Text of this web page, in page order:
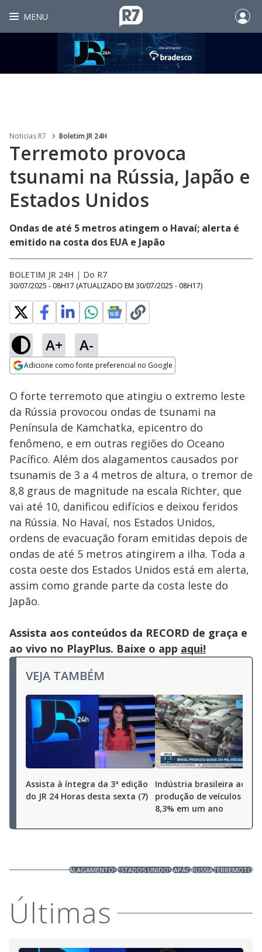
MENU
Noticias R7 Boletim JR 24H
Terremoto provoca
tsunami na Rússia, Japão e
Estados Unidos
Ondas de até 5 metros atingem o Havaí; alerta é
emitido na costa dos EUA e Japão
BOLETIM JR 24H | Do R7
30/07/2025 - 08H17 (ATUALIZADO EM 30/07/2025 - 08H17)
A+ A-
Adicione como fonte preferencial no Google
Ativar
100.00%
O forte terremoto que atingiu o extremo leste
da Rússia provocou ondas de tsunami na
Península de Kamchatka, epicentro do
fenômeno, e em outras regiões do Oceano
Pacífico. Além dos alagamentos causados por
tsunamis de 3 a 4 metros de altura, o tremor de
8,8 graus de magnitude na escala Richter, que
vai até 10, danificou edifícios e deixou feridos
na Rússia. No Havaí, nos Estados Unidos,
ordens de evacuação foram emitidas depois de
ondas de até 5 metros atingirem a ilha. Toda a
costa oeste dos Estados Unidos está em alerta,
assim como grande parte da costa leste do
Japão.
Assista aos conteúdos da RECORD de graça e
ao vivo no PlayPlus. Baixe o app aqui!
VEJA TAMBÉM
Assista à íntegra da 3ª edição
do JR 24 Horas desta sexta (7)
Indústria brasileira
produção de veículos
8,3% em um ano
ALAGAMENTOSESTADOS UNIDOSJAPÃORÚSSIATERREMOTO
Últimas